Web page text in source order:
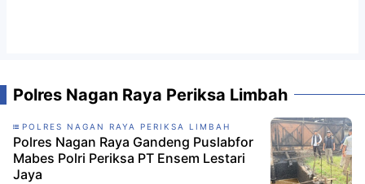
Polres Nagan Raya Periksa Limbah
POLRES NAGAN RAYA PERIKSA LIMBAH
Polres Nagan Raya Gandeng Puslabfor
Mabes Polri Periksa PT Ensem Lestari
Jaya